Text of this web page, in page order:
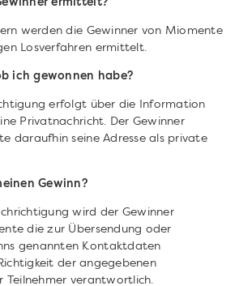
ermittelt?
werden die Gewinner von Miomente
Losverfahren ermittelt.
ich gewonnen habe?
erfolgt über die Information
Privatnachricht. Der Gewinner
daraufhin seine Adresse als private
Gewinn?
wird der Gewinner
die zur Übersendung oder
genannten Kontaktdaten
der angegebenen
Teilnehmer verantwortlich.